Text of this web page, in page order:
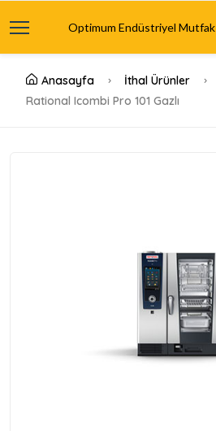
Optimum Endüstriyel Mutfak
Anasayfa İthal Ürünler
Rational Icombi Pro 101 Gazlı